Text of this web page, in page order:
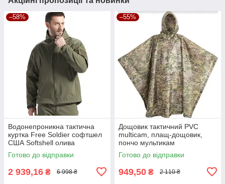
–58%
Водонепроникна тактична
куртка Free Soldier софтшел
США Softshell олива
Готово до відправки
2 939,16 ₴ 6 998 ₴
–55%
Дощовик тактичний PVC
multicam, плащ-дощовик,
пончо мультикам
полівинілхлорид
Готово до відправки
949,50 ₴ 2 110 ₴